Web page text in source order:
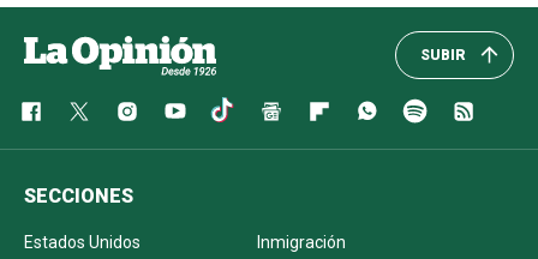
SUBIR
SECCIONES
Estados Unidos
Inmigración